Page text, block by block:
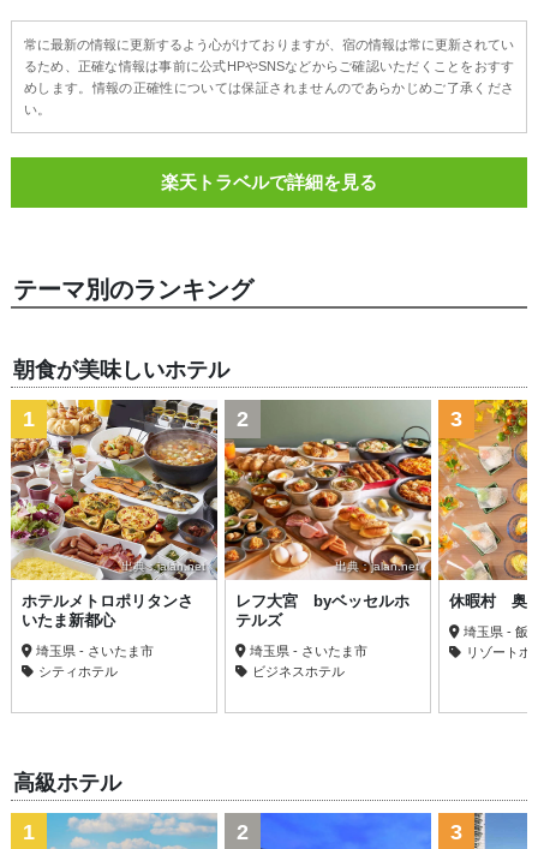
常に最新の情報に更新するよう心がけておりますが、宿の情報は常に更新されてい
るため、正確な情報は事前に公式HPやSNSなどからご確認いただくことをおすす
めします。情報の正確性については保証されませんのであらかじめご了承くださ
い。
楽天トラベルで詳細を見る
テーマ別のランキング
朝食が美味しいホテル
出典：jalan.net
1
ホテルメトロポリタンさ
いたま新都心
埼玉県 - さいたま市
シティホテル
出典：jalan.net
2
レフ大宮 byベッセルホ
テルズ
埼玉県 - さいたま市
ビジネスホテル
出
3
休暇村 奥
埼玉県 - 飯
リゾートホ
高級ホテル
1 2 3